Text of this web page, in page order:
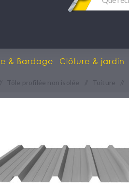
& Bardage Clôture & jardin
Tôle profilée non isolée Toiture